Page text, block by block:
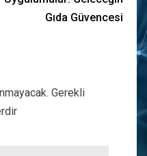
Gıda Güvencesi
Gerekli